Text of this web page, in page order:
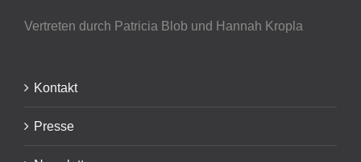
Vertreten durch Patricia Blob und Hannah Kropla
Kontakt
Presse